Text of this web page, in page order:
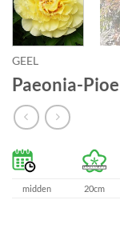
GEEL
Paeonia-
midden 20cm